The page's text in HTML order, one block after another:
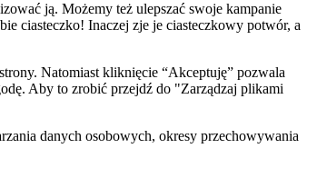
ją. Możemy też ulepszać swoje kampanie
ciasteczko! Inaczej zje je ciasteczkowy potwór, a
Natomiast kliknięcie “Akceptuję” pozwala
Aby to zrobić przejdź do "Zarządzaj plikami
danych osobowych, okresy przechowywania